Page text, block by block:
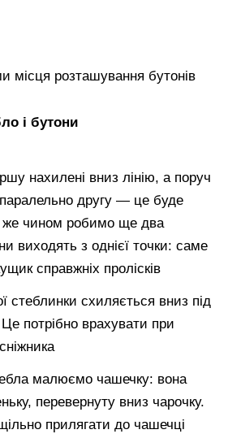
місця розташування бутонів
і бутони
нахилені вниз лінію, а поруч
другу — це буде
же чином робимо ще два
виходять з однієї точки: саме
справжніх пролісків
стеблинки схиляється вниз під
потрібно врахувати при
малюємо чашечку: вона
перевернуту вниз чарочку.
прилягати до чашечці